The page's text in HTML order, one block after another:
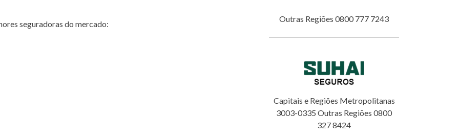
seguradoras do mercado:
Outras Regiões 0800 777 7243
Capitais e Regiões Metropolitanas
3003-0335 Outras Regiões 0800
327 8424